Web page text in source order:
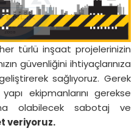
türlü inşaat projelerinizin
güvenliğini ihtiyaçlarınıza
sağlıyoruz. Gerek
ekipmanlarını gerekse
olabilecek sabotaj ve
veriyoruz.